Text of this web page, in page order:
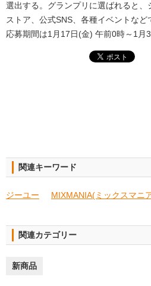
選出する。グランプリに選ばれると
ストア、公式SNS、各種イベントなど
応募期間は1月17日(金) 午前0時～1月
関連キーワード
ジーユー MIXMANIA(ミックスマニ
関連カテゴリー
新商品